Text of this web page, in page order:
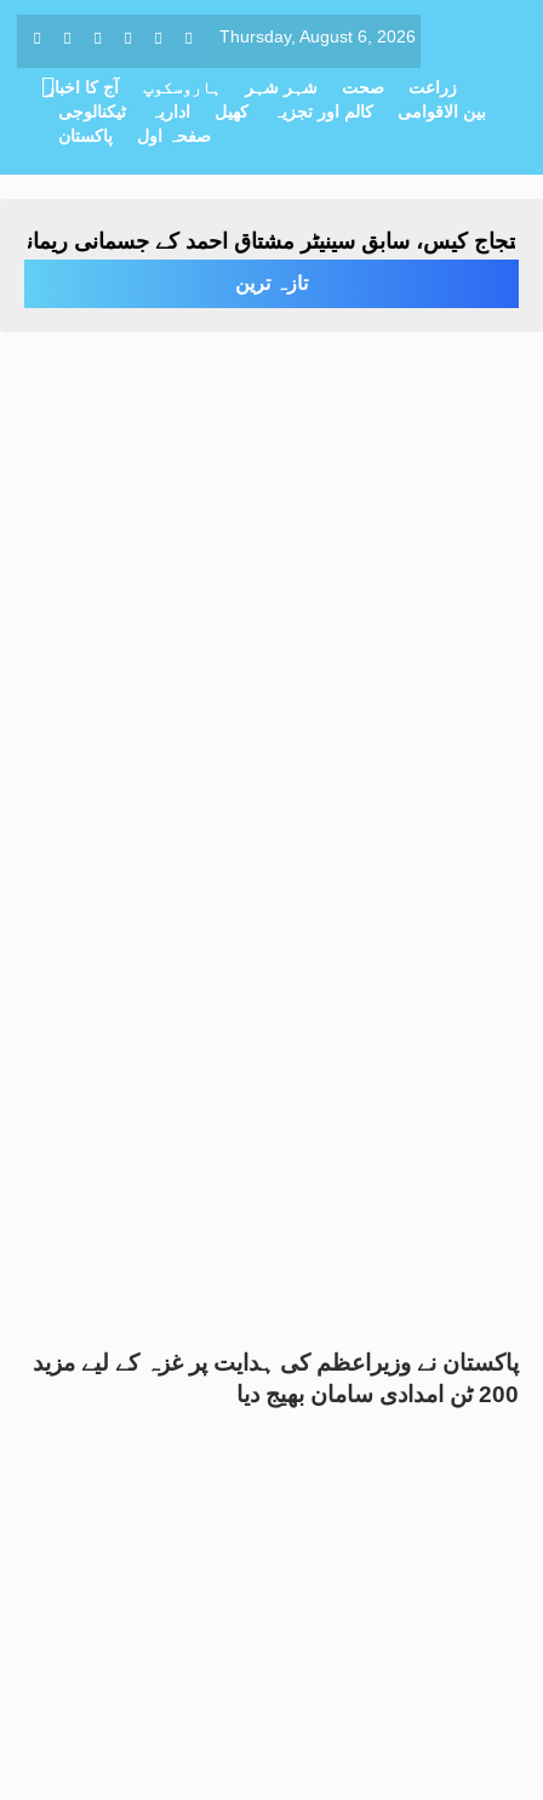
Thursday, August 6, 2026
آج کا اخبار ہاروسکوپ شہر شہر صحت
زراعت
ٹیکنالوجی
اداریہ کھیل کالم اور تجزیہ
بین الاقوامی
پاکستان
صفحہ اول
کیس، سابق سینیٹر مشتاق احمد کے جسمانی ریمانڈ میں 4 روز کی
تازہ ترین
پاکستان نے وزیراعظم کی ہدایت پر غزہ کے لیے مزید
200 ٹن امدادی سامان بھیج دیا